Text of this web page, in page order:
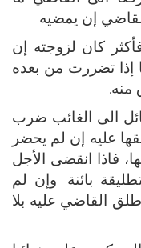
إن يمضيه.
كان لزوجته إن
إذا تضررت من بعده
منه.
الى الغائب ضرب
عليه إن لم يحضر
فاذا انقضى الأجل
بائنة. وإن لم
القاضي عليه بلا